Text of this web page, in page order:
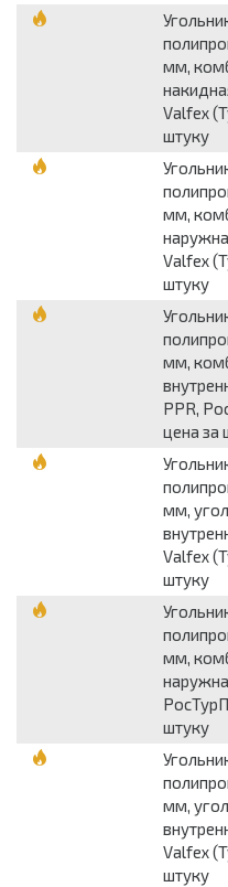
мм,
Valfex
штуку
мм,
Valfex
штуку
мм,
PPR,
цена за
мм,
Valfex
штуку
мм,
штуку
мм,
Valfex
штуку